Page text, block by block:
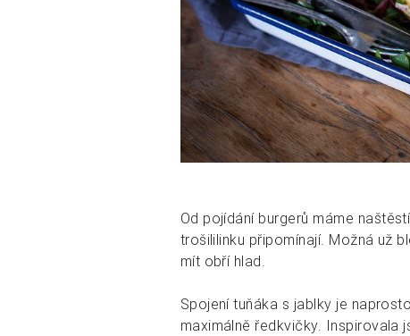
Od pojídání burgerů máme
trošililinku připomínají. Možná už
mít obří hlad.
Spojení tuňáka s jablky je
maximálně ředkvičky. Inspirovala